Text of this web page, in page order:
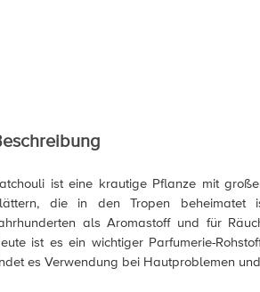
ist eine krautige Pflanze mit
die in den Tropen beheimatet
als Aromastoff und für
ist es ein wichtiger Parfumerie-
es Verwendung bei Hautproblemen